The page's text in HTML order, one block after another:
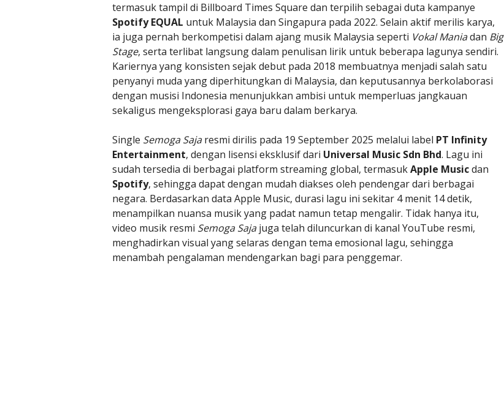
termasuk tampil di Billboard Times Square dan terpilih sebagai duta kampanye
Spotify EQUAL untuk Malaysia dan Singapura pada 2022. Selain aktif merilis karya,
ia juga pernah berkompetisi dalam ajang musik Malaysia seperti Vokal Maniadan Big
Stage, serta terlibat langsung dalam penulisan lirik untuk beberapa lagunya sendiri.
Kariernya yang konsisten sejak debut pada 2018 membuatnya menjadi salah satu
penyanyi muda yang diperhitungkan di Malaysia, dan keputusannya berkolaborasi
dengan musisi Indonesia menunjukkan ambisi untuk memperluas jangkauan
sekaligus mengeksplorasi gaya baru dalam berkarya.
Single Semoga Sajaresmi dirilis pada 19 September 2025 melalui label PT Infinity
Entertainment, dengan lisensi eksklusif dari Universal Music Sdn Bhd. Lagu ini
sudah tersedia di berbagai platform streaming global, termasukApple Musicdan
Spotify, sehingga dapat dengan mudah diakses oleh pendengar dari berbagai
negara. Berdasarkan data Apple Music, durasi lagu ini sekitar 4 menit 14 detik,
menampilkan nuansa musik yang padat namun tetap mengalir. Tidak hanya itu,
video musik resmi Semoga Sajajuga telah diluncurkan di kanal YouTube resmi,
menghadirkan visual yang selaras dengan tema emosional lagu, sehingga
menambah pengalaman mendengarkan bagi para penggemar.